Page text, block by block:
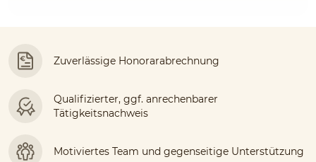
Zuverlässige Honorarabrechnung
Qualifizierter, ggf. anrechenbarer
Tätigkeitsnachweis
Motiviertes Team und gegenseitige Unterstützung